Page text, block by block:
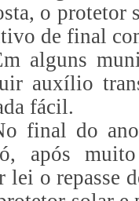
o protetor
de final
alguns
auxílio
fácil.
final do
após
lei o repasse